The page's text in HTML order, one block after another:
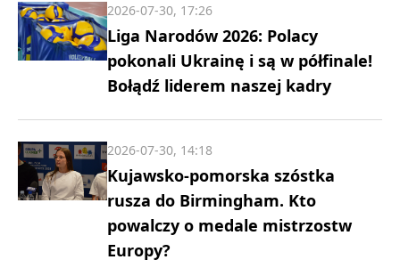
Liga Narodów 2026: Polacy
pokonali Ukrainę i są w półfinale!
Bołądź liderem naszej kadry
2026-07-30, 17:26
Kujawsko-pomorska szóstka
rusza do Birmingham. Kto
powalczy o medale mistrzostw
Europy?
2026-07-30, 14:18